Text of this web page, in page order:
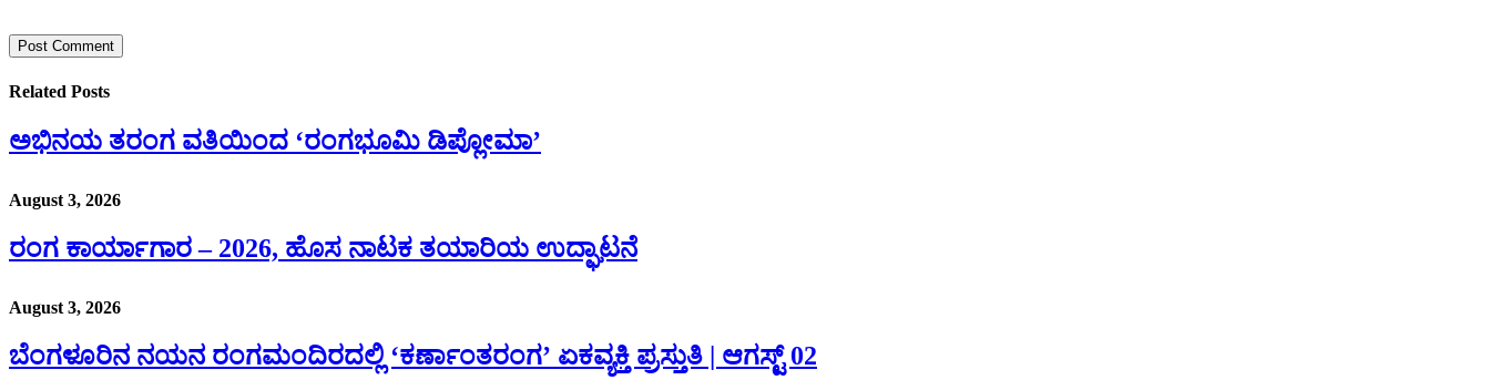
Related Posts
ಅಭಿನಯ ತರಂಗ ವತಿಯಿಂದ ‘ರಂಗಭೂಮಿ ಡಿಪ್ಲೋಮಾ’
August 3, 2026
ರಂಗ ಕಾರ್ಯಾಗಾರ – 2026, ಹೊಸ ನಾಟಕ ತಯಾರಿಯ ಉದ್ಘಾಟನೆ
August 3, 2026
ಬೆಂಗಳೂರಿನ ನಯನ ರಂಗಮಂದಿರದಲ್ಲಿ ‘ಕರ್ಣಾಂತರಂಗ’ ಏಕವ್ಯಕ್ತಿ ಪ್ರಸ್ತುತಿ | ಆಗಸ್ಟ್ 02